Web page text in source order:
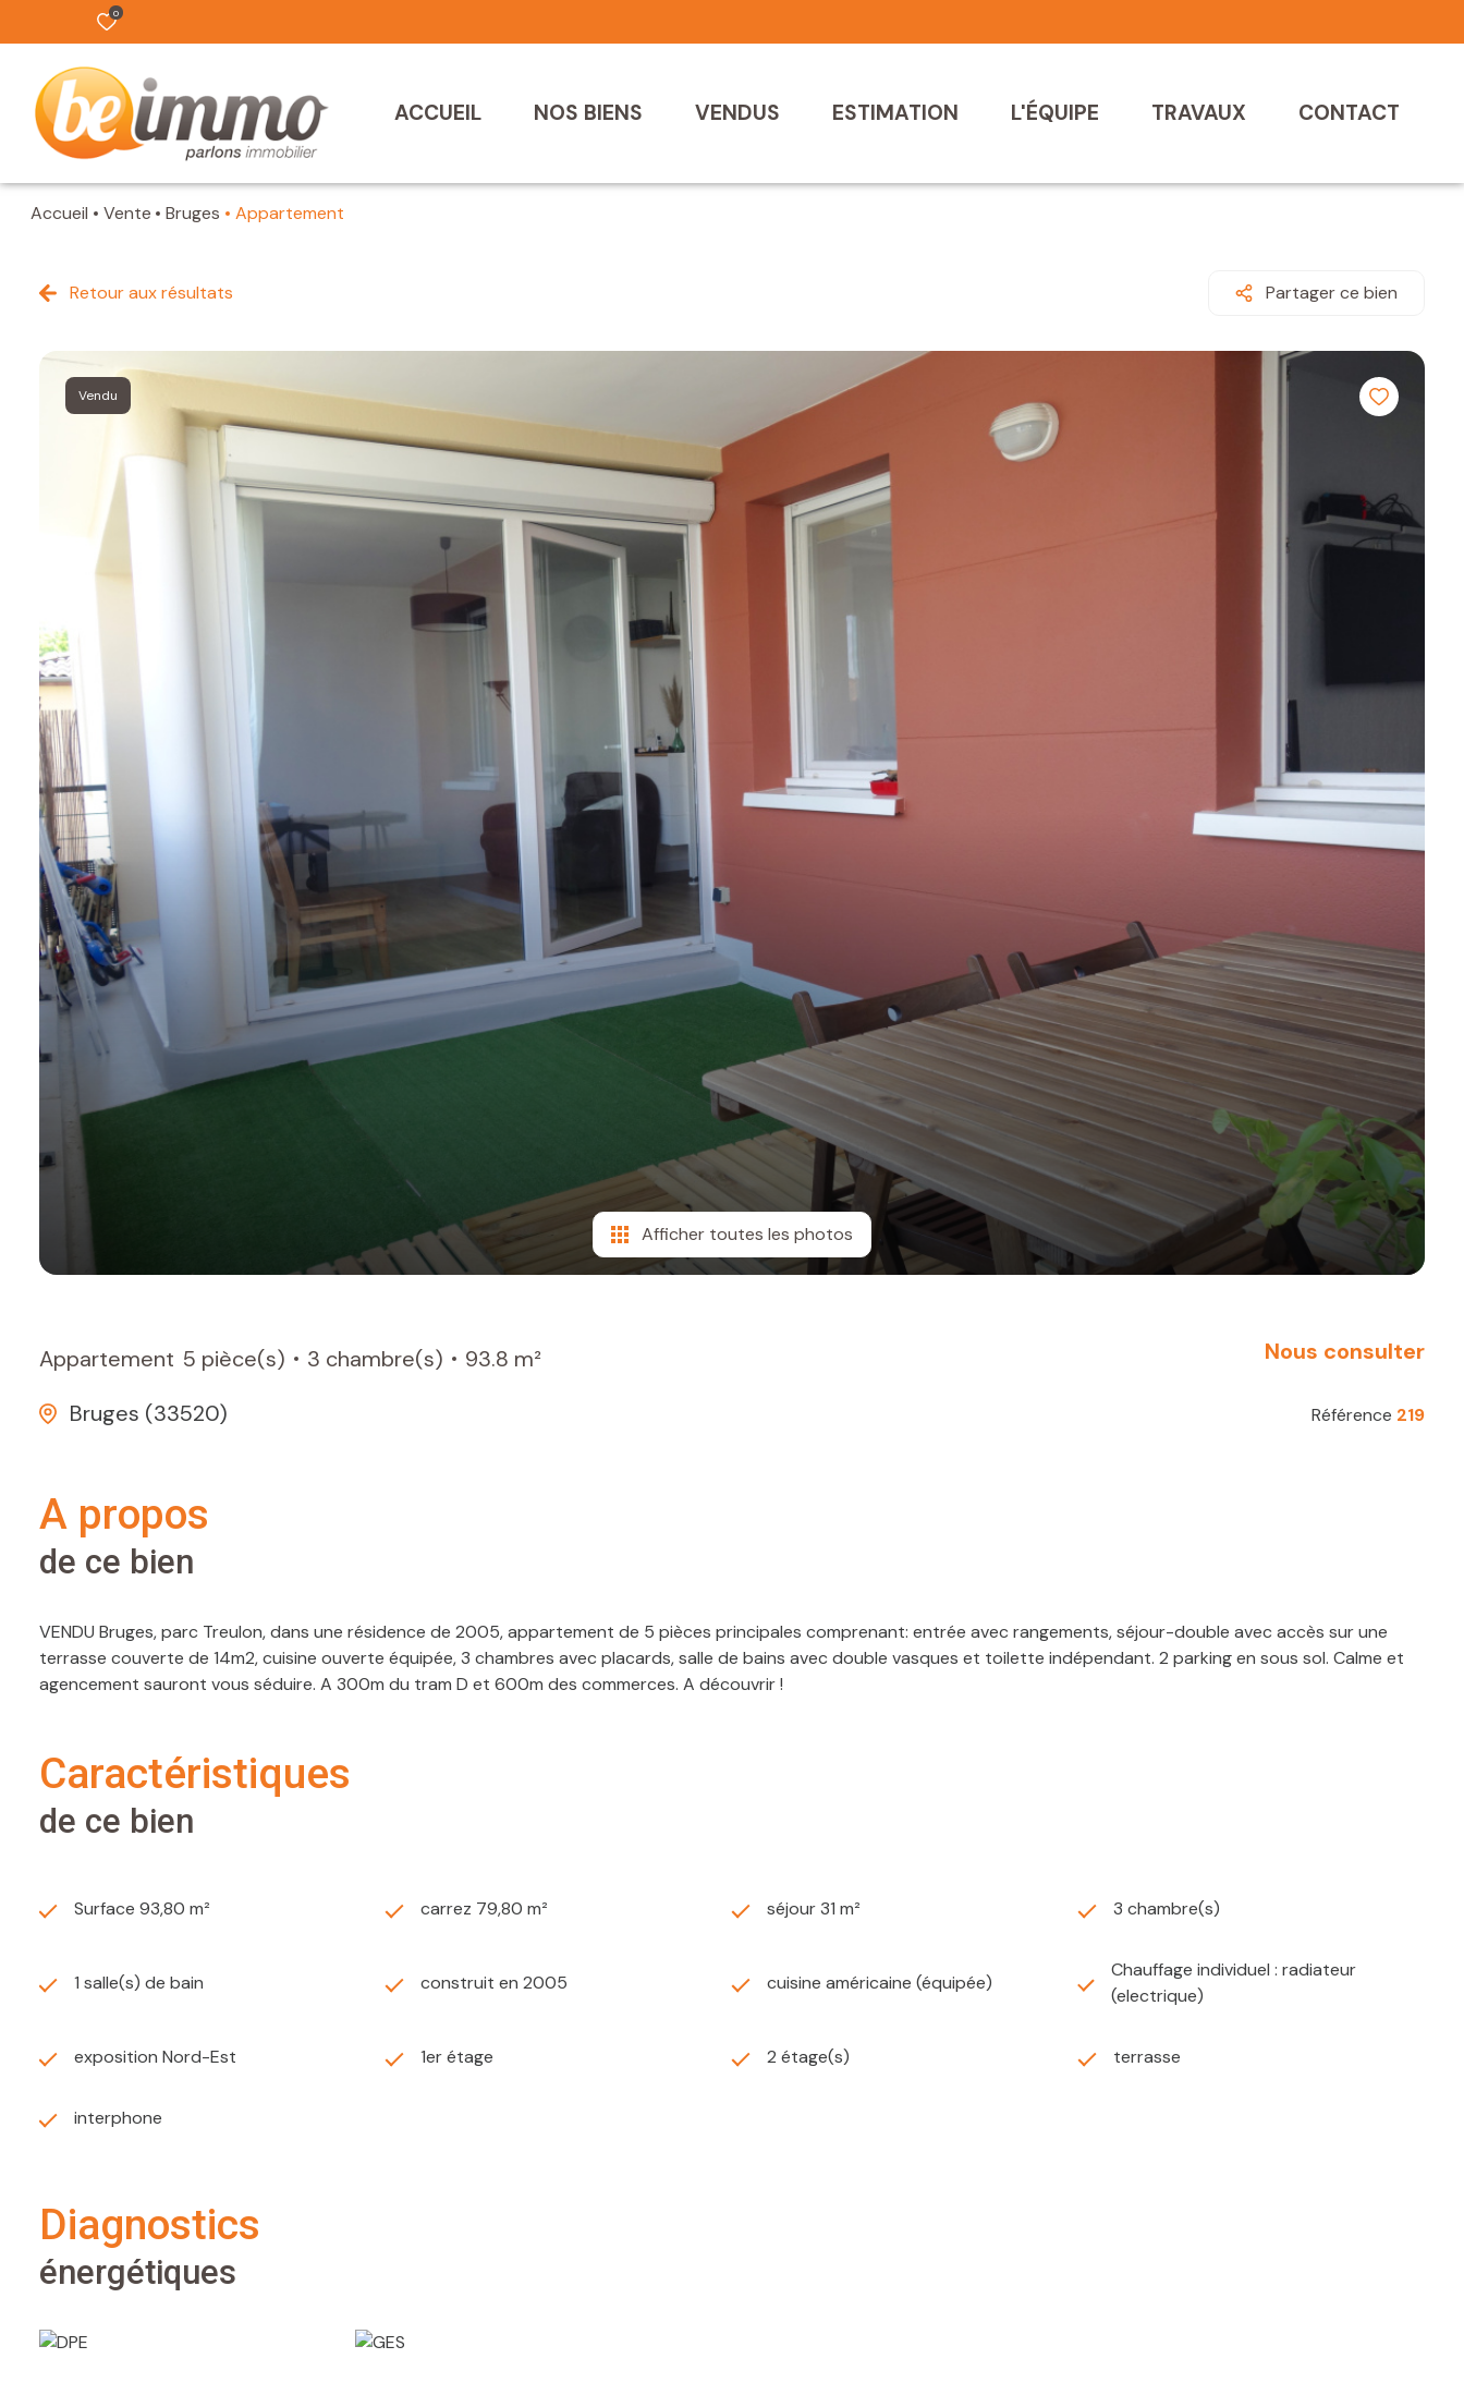
0
ACCUEIL NOS BIENS VENDUS ESTIMATION L'ÉQUIPE TRAVAUX CONTACT
Accueil Vente Bruges Appartement
Retour aux résultats Partager ce bien
Vendu
Afficher toutes les photos
Appartement 5 pièce(s) 3 chambre(s)
93.8 m²
Bruges (33520)
Nous consulter
Référence 219
a propos
de ce bien
VENDU Bruges, parc Treulon, dans une résidence de 2005, appartement de 5 pièces principales comprenant: entrée avec rangements, séjour-double avec accès sur une
terrasse couverte de 14m2, cuisine ouverte équipée, 3 chambres avec placards, salle de bains avec double vasques et toilette indépendant. 2 parking en sous sol. Calme et
agencement sauront vous séduire. A 300m du tram D et 600m des commerces. A découvrir !
caractéristiques
de ce bien
Surface 93,80 m² carrez 79,80 m² séjour 31 m² 3 chambre(s)
1 salle(s) de bain construit en 2005 cuisine américaine (équipée)
Chauffage individuel : radiateur
(electrique)
exposition Nord-Est 1er étage 2 étage(s) terrasse
interphone
diagnostics
énergétiques